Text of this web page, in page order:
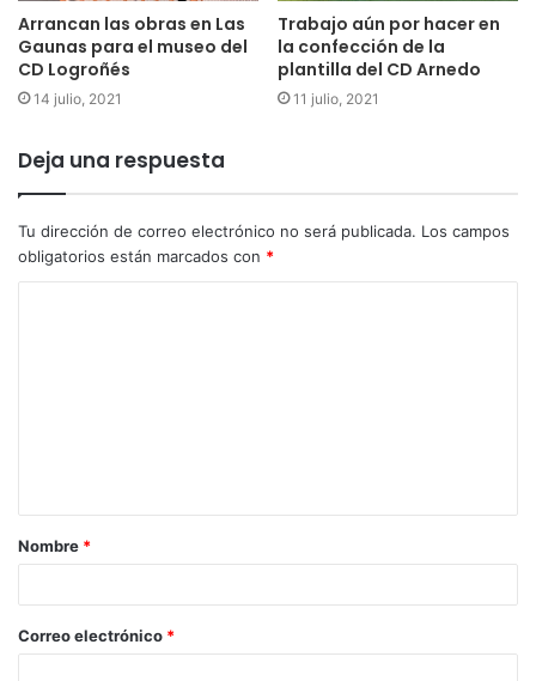
Arrancan las obras en Las
Gaunas para el museo del
CD Logroñés
14 julio, 2021
Trabajo aún por hacer en
la confección de la
plantilla del CD Arnedo
11 julio, 2021
Deja una respuesta
Tu dirección de correo electrónico no será publicada. Los campos
obligatorios están marcados con *
Nombre *
Correo electrónico *